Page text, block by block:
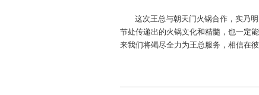
这次王总与朝天门火锅合作，实乃
节处传递出的火锅文化和精髓，也一定
来我们将竭尽全力为王总服务，相信在